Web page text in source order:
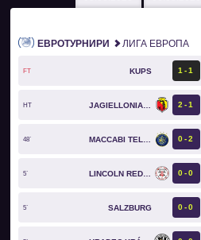
ЕВРОТУРНИРИ ЛИГА ЕВРОПА
FT KUPS 1 1
HT JAGIELLONIA BIAŁYSTOK 2 1
48` 0 2
5` LINCOLN RED IMPS 0 0
5` SALZBURG 0 0